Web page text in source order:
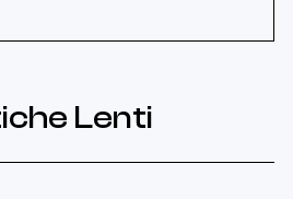
Lenti